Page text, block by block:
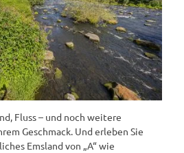
Fluss – und noch weitere
Geschmack. Und erleben Sie
Emsland von „A“ wie